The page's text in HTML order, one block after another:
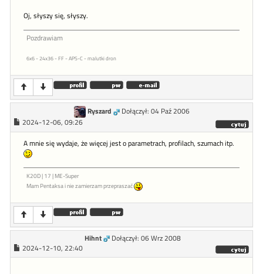
Oj, słyszy się, słyszy.
Pozdrawiam
6x6 - 24x36 - FF - APS-C - malutki dron
Ryszard
Dołączył: 04 Paź 2006
2024-12-06, 09:26
A mnie się wydaje, że więcej jest o parametrach, profilach, szumach itp.
K20D | 17 | ME-Super
Mam Pentaksa i nie zamierzam przepraszać
Hihnt
Dołączył: 06 Wrz 2008
2024-12-10, 22:40